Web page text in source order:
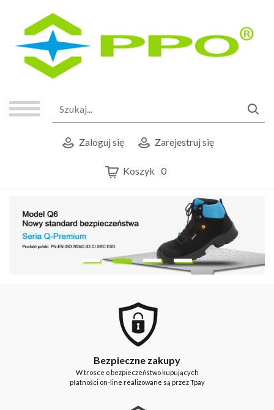
Zaloguj się Zarejestruj się
Koszyk 0
Bezpieczne zakupy
W trosce o bezpieczeństwo kupujących
płatności on-line realizowane są przez Tpay